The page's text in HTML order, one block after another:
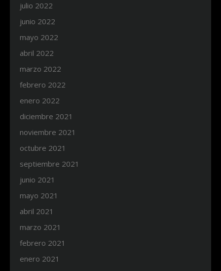
julio 2022
junio 2022
mayo 2022
abril 2022
marzo 2022
febrero 2022
enero 2022
diciembre 2021
noviembre 2021
octubre 2021
septiembre 2021
junio 2021
mayo 2021
abril 2021
marzo 2021
febrero 2021
enero 2021